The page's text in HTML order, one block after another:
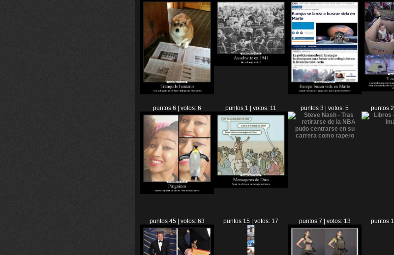
puntos 6 | votos: 6 puntos 1 | votos: 11 puntos 3 | votos: 5 puntos
puntos 45 | votos: 63 puntos 15 | votos: 17 puntos 7 | votos: 13 puntos